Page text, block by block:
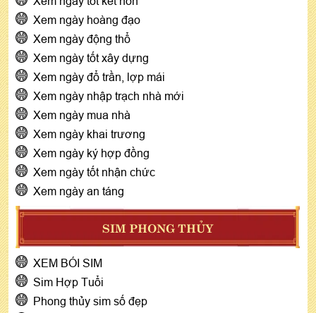
Xem ngày hoàng đạo
Xem ngày động thổ
Xem ngày tốt xây dựng
Xem ngày đổ trần, lợp mái
Xem ngày nhập trạch nhà mới
Xem ngày mua nhà
Xem ngày khai trương
Xem ngày ký hợp đồng
Xem ngày tốt nhận chức
Xem ngày an táng
SIM PHONG THỦY
XEM BÓI SIM
Sim Hợp Tuổi
Phong thủy sim số đẹp